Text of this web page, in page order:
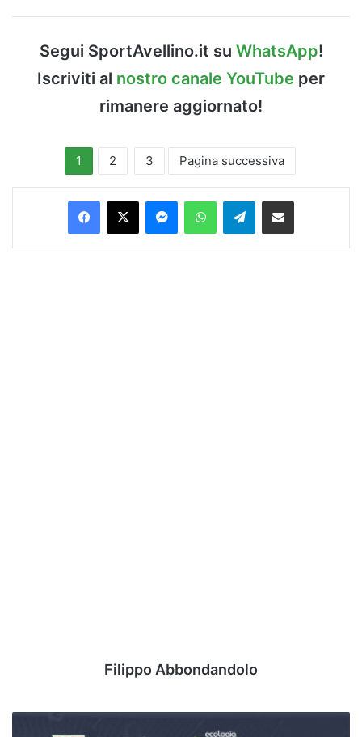
Segui SportAvellino.it su WhatsApp!
Iscriviti al nostro canale YouTube per
rimanere aggiornato!
1 2 3 Pagina successiva
Facebook
X MessengerWhatsAppTelegramCondividi via Email
Filippo Abbondandolo